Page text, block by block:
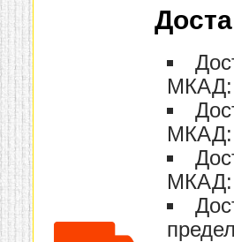
МКАД:
МКАД:
МКАД: